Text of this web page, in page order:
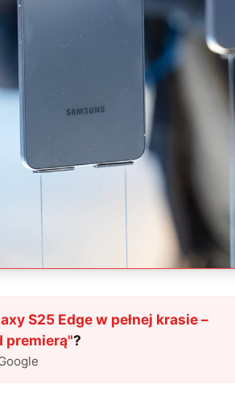
S25 Edge w pełnej krasie –
premierą"?